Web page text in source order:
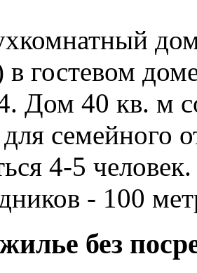
в гостевом
Дом 40 кв. м
семейного
4-5
- 100
без